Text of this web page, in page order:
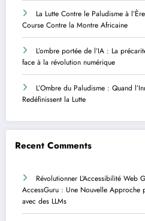
La Lutte Contre le Paludisme à
Course Contre la Montre Africaine
L’ombre portée de l’IA : La
face à la révolution numérique
L’Ombre du Paludisme : Quand
Redéfinissent la Lutte
Recent Comments
Révolutionner L’Accessibilité Web
AccessGuru : Une Nouvelle Approche
avec des LLMs